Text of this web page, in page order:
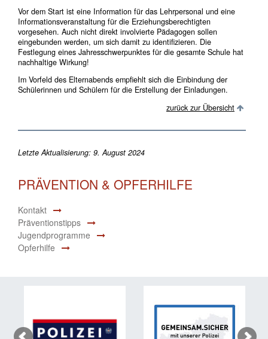
Vor dem Start ist eine Information für das Lehrpersonal und eine
Informationsveranstaltung für die Erziehungsberechtigten
vorgesehen. Auch nicht direkt involvierte Pädagogen sollen
eingebunden werden, um sich damit zu identifizieren. Die
Festlegung eines Jahresschwerpunktes für die gesamte Schule hat
nachhaltige Wirkung!
Im Vorfeld des Elternabends empfiehlt sich die Einbindung der
Schülerinnen und Schülern für die Erstellung der Einladungen.
zurück zur Übersicht
Letzte Aktualisierung: 9. August 2024
PRÄVENTION & OPFERHILFE
Kontakt
Präventionstipps
Jugendprogramme
Opferhilfe